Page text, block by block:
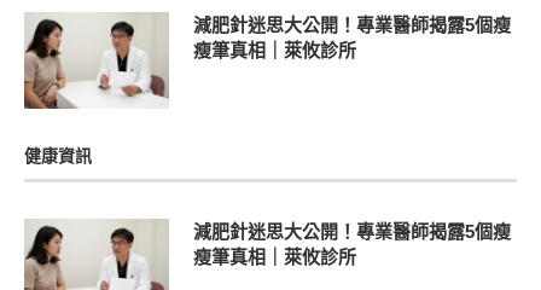
減肥針迷思大公開！專業醫師揭露5個瘦
瘦筆真相｜萊攸診所
健康資訊
減肥針迷思大公開！專業醫師揭露5個瘦
瘦筆真相｜萊攸診所